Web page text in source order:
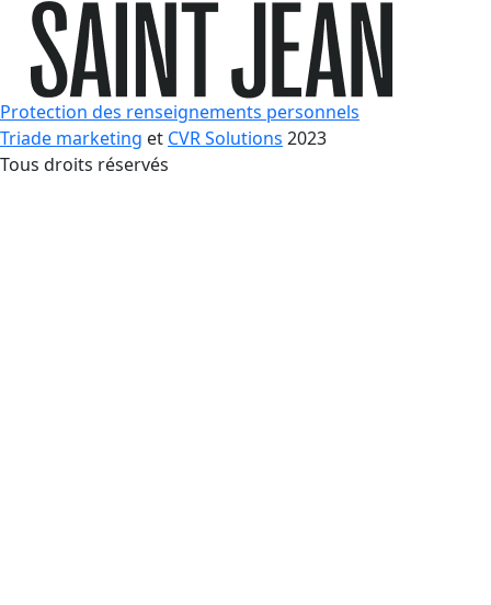
Protection des renseignements personnels
Triade marketing et CVR Solutions 2023
Tous droits réservés